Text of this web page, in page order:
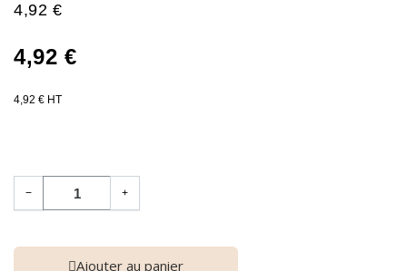
4,92 €
4,92 €
4,92 € HT
− +
Ajouter au panier